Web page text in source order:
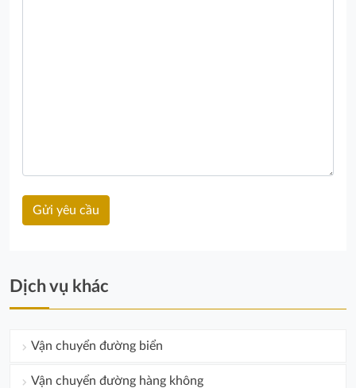
Dịch vụ khác
Vận chuyển đường biển
Vận chuyển đường hàng không